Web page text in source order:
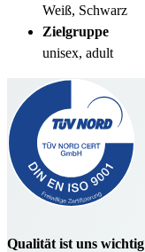
Weiß, Schwarz
Zielgruppe
unisex, adult
Qualität ist uns wichtig